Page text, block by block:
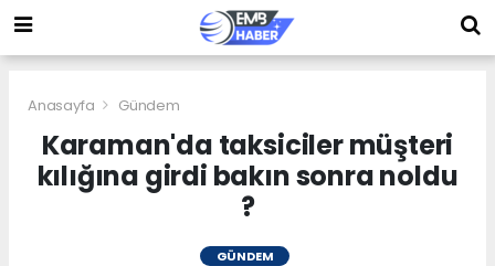
Anasayfa Gündem
Karaman'da taksiciler müşteri
kılığına girdi bakın sonra noldu
?
GÜNDEM